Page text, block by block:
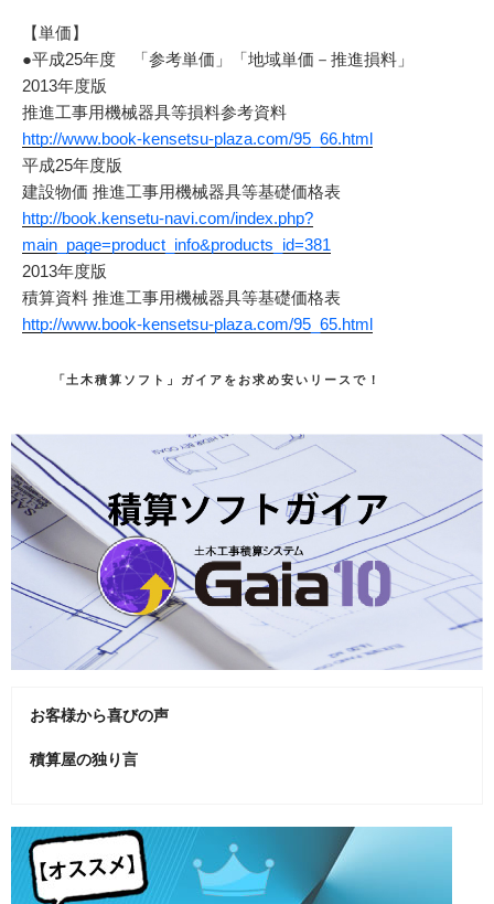
【単価】
●平成25年度 「参考単価」「地域単価－推進損料」
2013年度版
推進工事用機械器具等損料参考資料
http://www.book-kensetsu-plaza.com/95_66.html
平成25年度版
建設物価 推進工事用機械器具等基礎価格表
http://book.kensetu-navi.com/index.php?
main_page=product_info&products_id=381
2013年度版
積算資料 推進工事用機械器具等基礎価格表
http://www.book-kensetsu-plaza.com/95_65.html
カ
リ
「土木積算ソフト」ガイアをお求め安いリースで！
お客様から喜びの声
積算屋の独り言